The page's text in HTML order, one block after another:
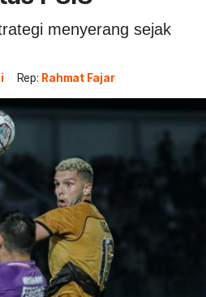
menyerang sejak
Rep: Rahmat Fajar